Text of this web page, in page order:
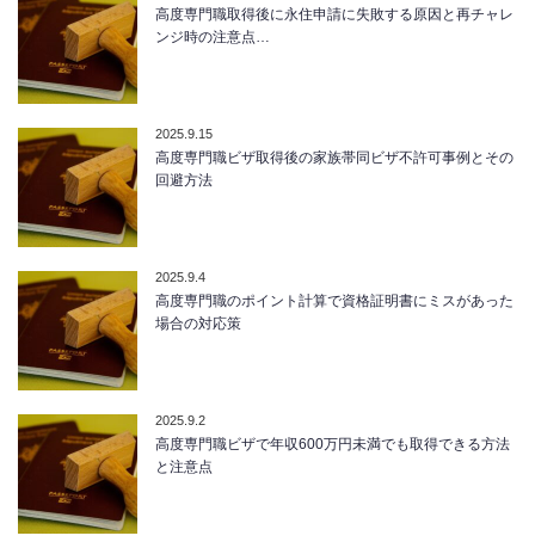
高度専門職取得後に永住申請に失敗する原因と再チャレ
ンジ時の注意点…
2025.9.15
高度専門職ビザ取得後の家族帯同ビザ不許可事例とその
回避方法
2025.9.4
高度専門職のポイント計算で資格証明書にミスがあった
場合の対応策
2025.9.2
高度専門職ビザで年収600万円未満でも取得できる方法
と注意点